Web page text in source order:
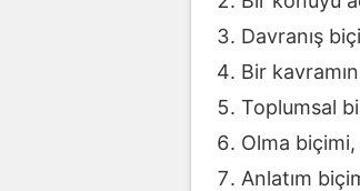
Davranış
Bir
Toplumsal
Olma
Anlatım